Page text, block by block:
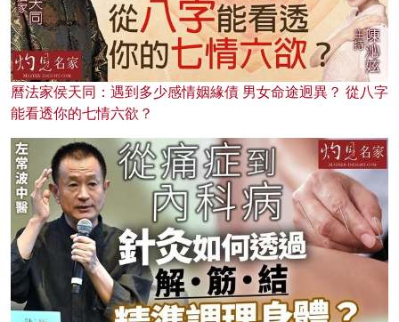
曆法家侯天同：遇到多少感情姻緣債 男女命途迥異？ 從八字
能看透你的七情六欲？